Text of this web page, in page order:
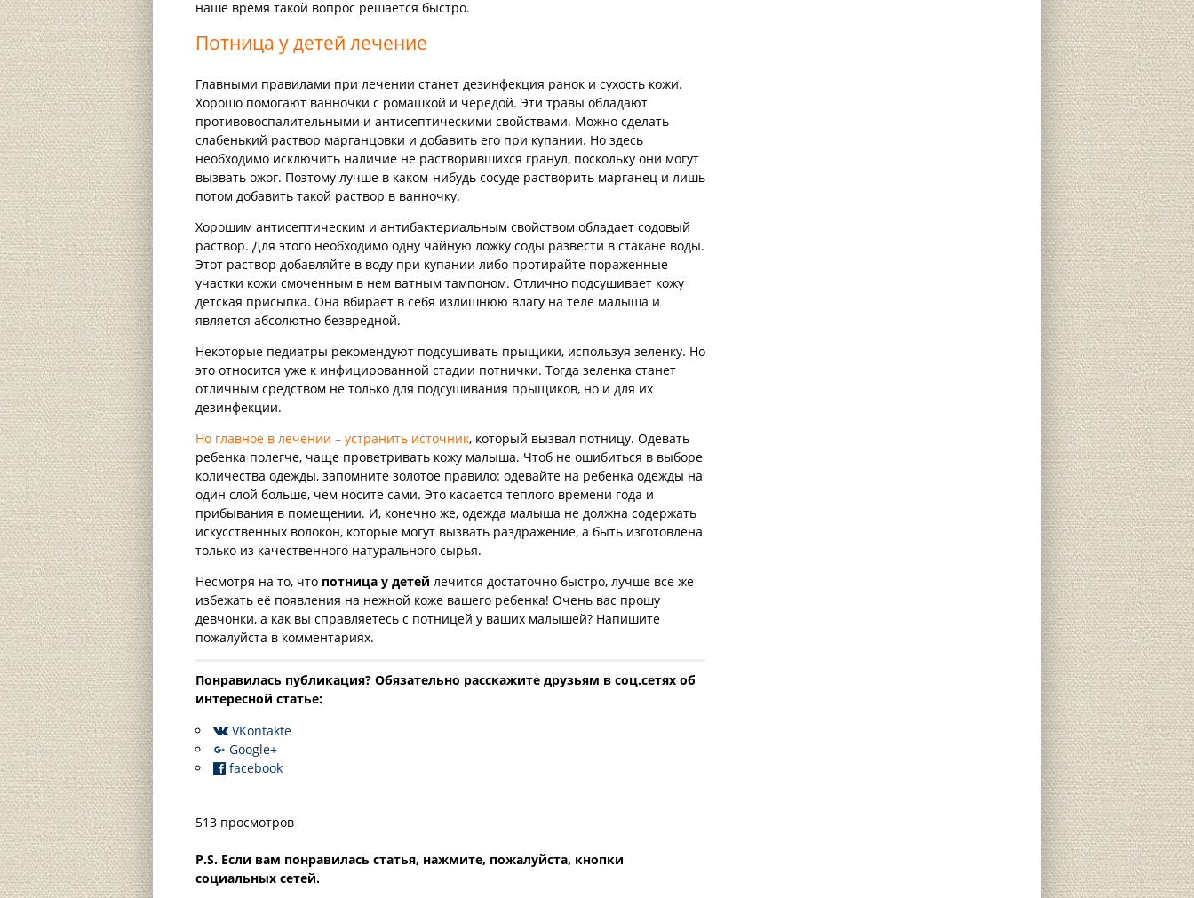
наше время такой вопрос решается быстро.
Потница у детей лечение
Главными правилами при лечении станет дезинфекция ранок и сухость кожи.
Хорошо помогают ванночки с ромашкой и чередой. Эти травы обладают
противовоспалительными и антисептическими свойствами. Можно сделать
слабенький раствор марганцовки и добавить его при купании. Но здесь
необходимо исключить наличие не растворившихся гранул, поскольку они могут
вызвать ожог. Поэтому лучше в каком-нибудь сосуде растворить марганец и лишь
потом добавить такой раствор в ванночку.
Хорошим антисептическим и антибактериальным свойством обладает содовый
раствор. Для этого необходимо одну чайную ложку соды развести в стакане воды.
Этот раствор добавляйте в воду при купании либо протирайте пораженные
участки кожи смоченным в нем ватным тампоном. Отлично подсушивает кожу
детская присыпка. Она вбирает в себя излишнюю влагу на теле малыша и
является абсолютно безвредной.
Некоторые педиатры рекомендуют подсушивать прыщики, используя зеленку. Но
это относится уже к инфицированной стадии потнички. Тогда зеленка станет
отличным средством не только для подсушивания прыщиков, но и для их
дезинфекции.
Но главное в лечении – устранить источник, который вызвал потницу. Одевать
ребенка полегче, чаще проветривать кожу малыша. Чтоб не ошибиться в выборе
количества одежды, запомните золотое правило: одевайте на ребенка одежды на
один слой больше, чем носите сами. Это касается теплого времени года и
прибывания в помещении. И, конечно же, одежда малыша не должна содержать
искусственных волокон, которые могут вызвать раздражение, а быть изготовлена
только из качественного натурального сырья.
Несмотря на то, что потница у детей лечится достаточно быстро, лучше все же
избежать её появления на нежной коже вашего ребенка! Очень вас прошу
девчонки, а как вы справляетесь с потницей у ваших малышей? Напишите
пожалуйста в комментариях.
Понравилась публикация? Oбязательно расскажите друзьям в соц.сетях об
интересной статье:
VKontakte
Google+
facebook
513 просмотров
P.S. Если вам понравилась статья, нажмите, пожалуйста, кнопки
социальных сетей.